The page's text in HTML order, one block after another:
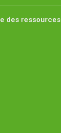
des ressources